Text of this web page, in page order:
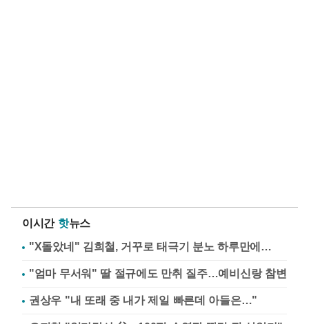
이시간 핫뉴스
"X돌았네" 김희철, 거꾸로 태극기 분노 하루만에…
"엄마 무서워" 딸 절규에도 만취 질주…예비신랑 참변
권상우 "내 또래 중 내가 제일 빠른데 아들은…"